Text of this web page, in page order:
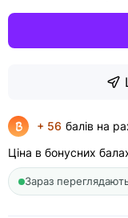
+ 56 балів на
Ціна в бонусних
Зараз